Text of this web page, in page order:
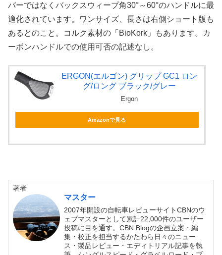
バーではなくバックスウィープ角30°～60°のハンドルに最
適化されています。ワンサイズ、長さは右側ショート版も
あるとのこと。コルク素材の「BioKork」もあります。カ
ーボンハンドルでの使用可否の記述なし。
ERGON(エルゴン) グリップ GC1 ロン
グ/ロング ブラック/グレー
Ergon
Amazonで見る
著者
マスター
2007年開設の自転車レビューサイトCBNのウ
ェブマスターとして累計22,000件のユーザー
投稿に目を通す。CBN Blogの企画立案・編
集・校正を担当するかたわら日々のニュー
ス・製品レビュー・エディトリアル記事を執